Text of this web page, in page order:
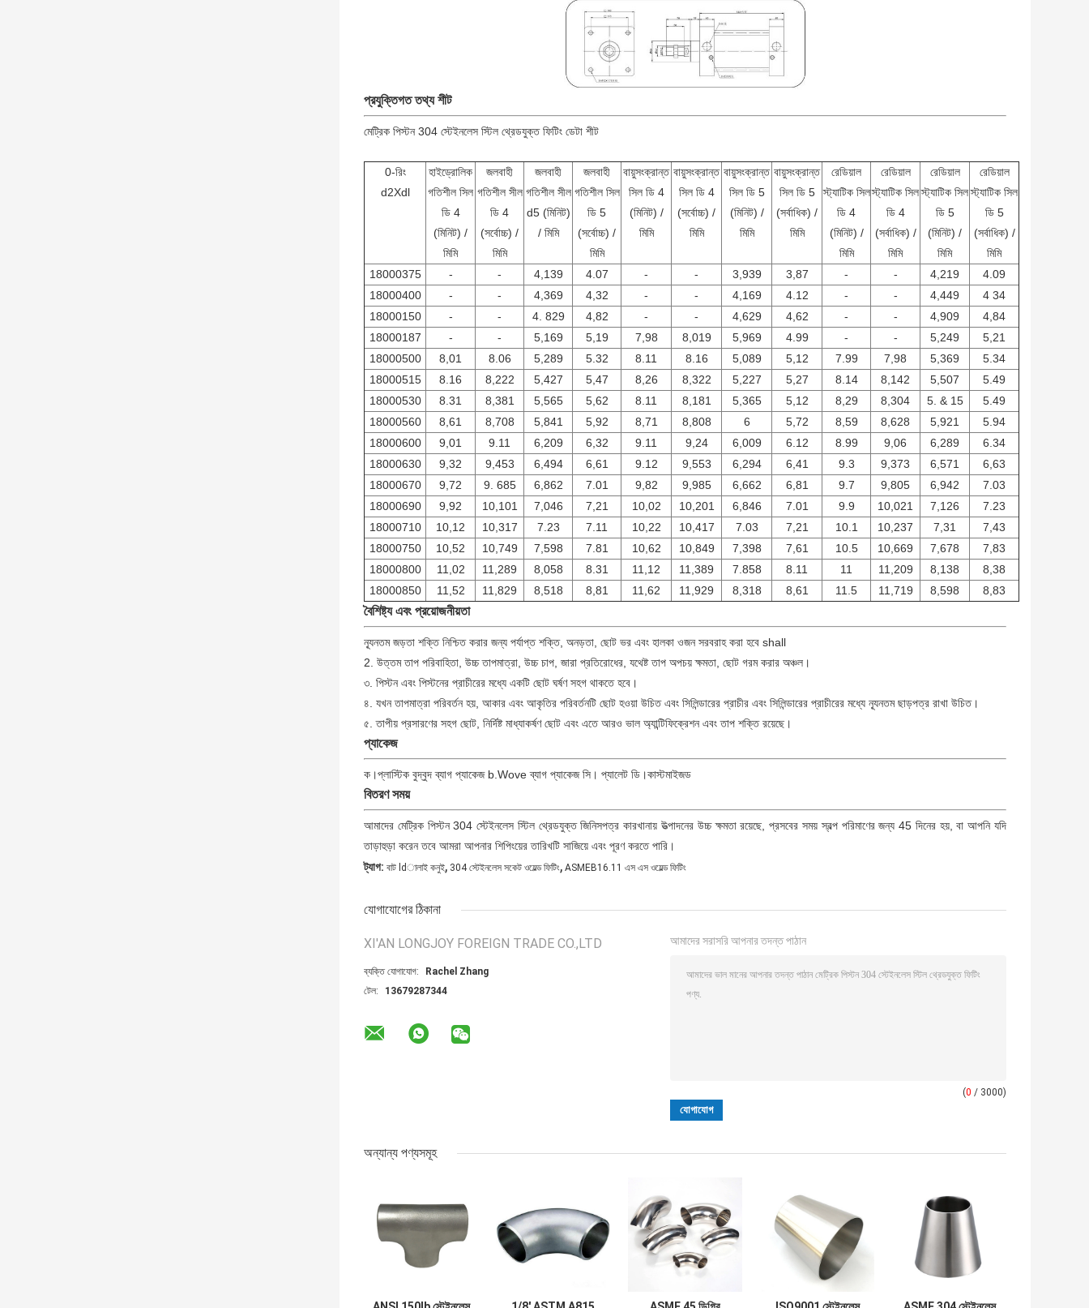
প্রযুক্তিগত তথ্য শীট
মেট্রিক পিস্টন 304 স্টেইনলেস স্টিল থ্রেডযুক্ত ফিটিং ডেটা শীট
0-রিং
d2Xdl
হাইড্রোলিক
গতিশীল সিল
ডি 4
(মিনিট) /
মিমি
জলবাহী
গতিশীল সীল
ডি 4
(সর্বোচ্চ) /
মিমি
জলবাহী
গতিশীল সীল
d5 (মিনিট)
/ মিমি
জলবাহী
গতিশীল সিল
ডি 5
(সর্বোচ্চ) /
মিমি
বায়ুসংক্রান্ত
সিল ডি 4
(মিনিট) /
মিমি
বায়ুসংক্রান্ত
সিল ডি 4
(সর্বোচ্চ) /
মিমি
বায়ুসংক্রান্ত
সিল ডি 5
(মিনিট) /
মিমি
বায়ুসংক্রান্ত
সিল ডি 5
(সর্বাধিক) /
মিমি
রেডিয়াল
স্ট্যাটিক সিল
ডি 4
(মিনিট) /
মিমি
রেডিয়াল
স্ট্যাটিক সিল
ডি 4
(সর্বাধিক) /
মিমি
রেডিয়াল
স্ট্যাটিক সিল
ডি 5
(মিনিট) /
মিমি
রেডিয়াল
স্ট্যাটিক সিল
ডি 5
(সর্বাধিক) /
মিমি
18000375
- - 4,139 4.07 - - 3,939 3,87 - - 4,219
4.09
18000400
- - 4,369 4,32 - - 4,169 4.12 - - 4,449
4 34
18000150
- - 4. 829 4,82 - - 4,629 4,62 - - 4,909
4,84
18000187
- - 5,169 5,19 7,98 8,019 5,969 4.99 - - 5,249
5,21
18000500
8,01 8.06 5,289 5.32 8.11 8.16 5,089 5,12 7.99 7,98 5,369
5.34
18000515
8.16 8,222 5,427 5,47 8,26 8,322 5,227 5,27 8.14 8,142 5,507
5.49
18000530
8.31 8,381 5,565 5,62 8.11 8,181 5,365 5,12 8,29 8,304 5. & 15
5.49
18000560
8,61 8,708 5,841 5,92 8,71 8,808 6 5,72 8,59 8,628 5,921
5.94
18000600
9,01 9.11 6,209 6,32 9.11 9,24 6,009 6.12 8.99 9,06 6,289
6.34
18000630
9,32 9,453 6,494 6,61 9.12 9,553 6,294 6,41 9.3 9,373 6,571
6,63
18000670
9,72 9. 685 6,862 7.01 9,82 9,985 6,662 6,81 9.7 9,805 6,942
7.03
18000690
9,92 10,101 7,046 7,21 10,02 10,201 6,846 7.01 9.9 10,021 7,126
7.23
18000710
10,12 10,317 7.23 7.11 10,22 10,417 7.03 7,21 10.1 10,237 7,31
7,43
18000750
10,52 10,749 7,598 7.81 10,62 10,849 7,398 7,61 10.5 10,669 7,678
7,83
18000800
11,02 11,289 8,058 8.31 11,12 11,389 7.858 8.11 11 11,209 8,138
8,38
18000850
11,52 11,829 8,518 8,81 11,62 11,929 8,318 8,61 11.5 11,719 8,598 8,83
বৈশিষ্ট্য এবং প্রয়োজনীয়তা
ন্যূনতম জড়তা শক্তি নিশ্চিত করার জন্য পর্যাপ্ত শক্তি, অনড়তা, ছোট ভর এবং হালকা ওজন সরবরাহ করা হবে shall
2. উত্তম তাপ পরিবাহিতা, উচ্চ তাপমাত্রা, উচ্চ চাপ, জারা প্রতিরোধের, যথেষ্ট তাপ অপচয় ক্ষমতা, ছোট গরম করার অঞ্চল।
৩. পিস্টন এবং পিস্টনের প্রাচীরের মধ্যে একটি ছোট ঘর্ষণ সহগ থাকতে হবে।
৪. যখন তাপমাত্রা পরিবর্তন হয়, আকার এবং আকৃতির পরিবর্তনটি ছোট হওয়া উচিত এবং সিলিন্ডারের প্রাচীর এবং সিলিন্ডারের প্রাচীরের মধ্যে ন্যূনতম ছাড়পত্র রাখা উচিত।
৫. তাপীয় প্রসারণের সহগ ছোট, নির্দিষ্ট মাধ্যাকর্ষণ ছোট এবং এতে আরও ভাল অ্যান্টিফিক্রেশন এবং তাপ শক্তি রয়েছে।
প্যাকেজ
ক।প্লাস্টিক বুদ্বুদ ব্যাগ প্যাকেজ b.Wove ব্যাগ প্যাকেজ সি। প্যালেট ডি।কাস্টমাইজড
বিতরণ সময়
আমাদের মেট্রিক পিস্টন 304 স্টেইনলেস স্টিল থ্রেডযুক্ত জিনিসপত্র কারখানায় উত্পাদনের উচ্চ ক্ষমতা রয়েছে, প্রসবের সময় স্বল্প পরিমাণের জন্য 45 দিনের হয়, বা আপনি যদি
তাড়াহুড়া করেন তবে আমরা আপনার শিপিংয়ের তারিখটি সাজিয়ে এবং পূরণ করতে পারি।
ট্যাগ: বাট ldালাই কনুই, 304 স্টেইনলেস সকেট ওয়েল্ড ফিটিং, ASMEB16.11 এস এস ওয়েল্ড ফিটিং
যোগাযোগের ঠিকানা
XI'AN LONGJOY FOREIGN TRADE CO.,LTD
ব্যক্তি যোগাযোগ:
Rachel Zhang
টেল:
13679287344
আমাদের সরাসরি আপনার তদন্ত পাঠান
(0 / 3000)
অন্যান্য পণ্যসমূহ